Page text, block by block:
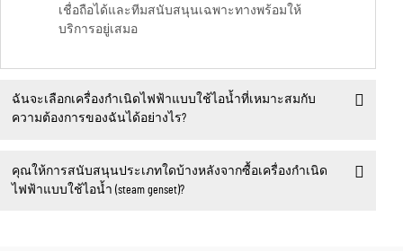
เชื่อถือได้และทีมสนับสนุนเฉพาะทางพร้อมให้
บริการอยู่เสมอ
ฉันจะเลือกเครื่องกำเนิดไฟฟ้าแบบใช้ไอน้ำที่เหมาะสมกับ
ความต้องการของฉันได้อย่างไร?
คุณให้การสนับสนุนประเภทใดบ้างหลังจากซื้อเครื่องกำเนิด
ไฟฟ้าแบบใช้ไอน้ำ (steam genset)?